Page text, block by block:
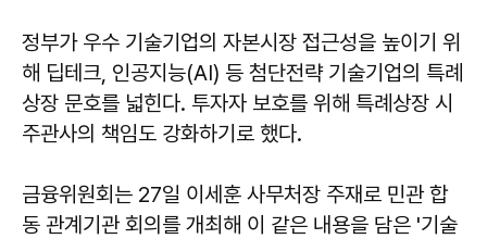
정부가 우수 기술기업의 자본시장 접근성을 높이기 위
해 딥테크, 인공지능(AI) 등 첨단전략 기술기업의 특례
상장 문호를 넓힌다. 투자자 보호를 위해 특례상장 시
주관사의 책임도 강화하기로 했다.
금융위원회는 27일 이세훈 사무처장 주재로 민관 합
동 관계기관 회의를 개최해 이 같은 내용을 담은 '기술